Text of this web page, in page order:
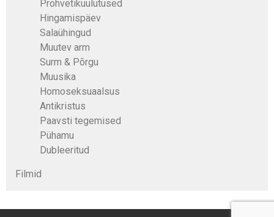
Prohvetikuulutused
Hingamispäev
Salaühingud
Muutev arm
Surm & Põrgu
Muusika
Homoseksuaalsus
Antikristus
Paavsti tegemised
Pühamu
Dubleeritud
Filmid